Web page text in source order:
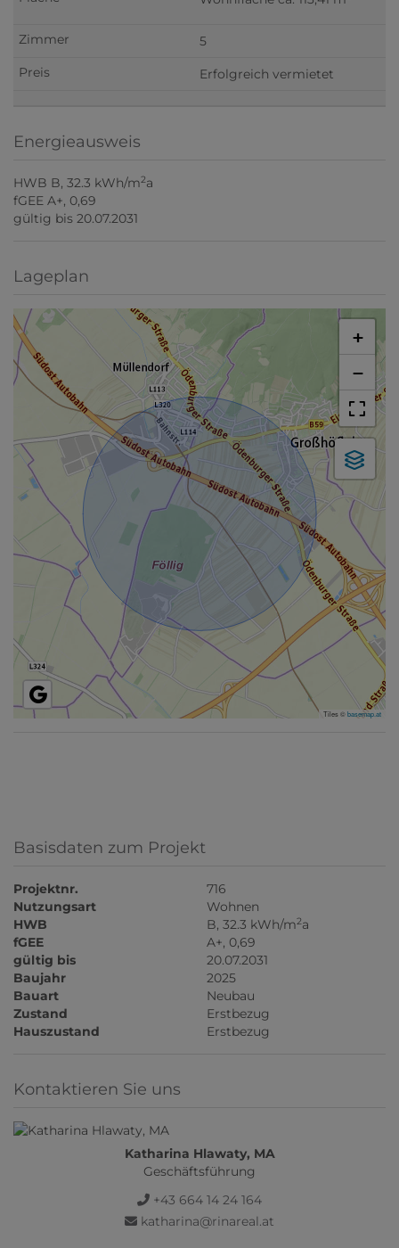
5
Erfolgreich vermietet
Energieausweis
HWB B, 32.3 kWh/m2a
fGEE A+, 0,69
gültig bis 20.07.2031
Lageplan
+
−
Tiles ©basemap.at
Basisdaten zum Projekt
Projektnr.
716
Nutzungsart
Wohnen
HWB
B, 32.3 kWh/m2a
fGEE
A+, 0,69
gültig bis
20.07.2031
Baujahr
2025
Bauart
Neubau
Zustand
Erstbezug
Hauszustand
Erstbezug
Kontaktieren Sie uns
Katharina Hlawaty, MA
Geschäftsführung
+43 664 14 24 164
katharina@rinareal.at